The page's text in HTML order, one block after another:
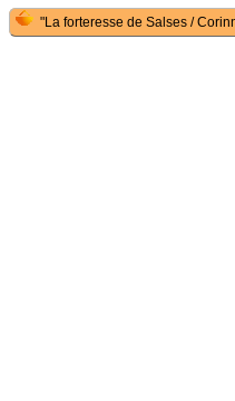
"La forteresse de Salses /